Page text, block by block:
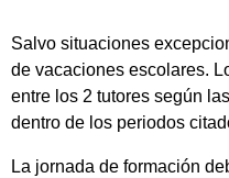
Salvo situaciones
de vacaciones escolares.
entre los 2 tutores según
dentro de los periodos
La jornada de formación